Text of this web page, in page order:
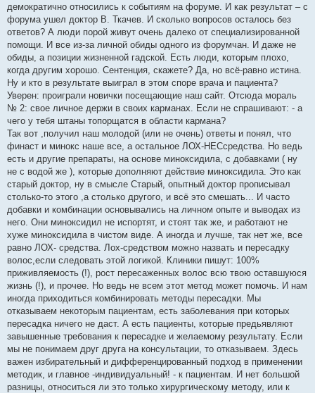
демократично относились к событиям на форуме. И как результат – с
форума ушел доктор В. Ткачев. И сколько вопросов осталось без
ответов? А люди порой живут очень далеко от специализированной
помощи. И все из-за личной обиды одного из форумчан. И даже не
обиды, а позиции жизненной гадской. Есть люди, которым плохо,
когда другим хорошо. Сентенция, скажете? Да, но всё-равно истина.
Ну и кто в результате выиграл в этом споре врача и пациента?
Уверен: проиграли новички посещающие наш сайт. Отсюда мораль
№ 2: свое личное держи в своих карманах. Если не спрашивают: - а
чего у тебя штаны топорщатся в области кармана?
Так вот ,получил наш молодой (или не очень) ответы и понял, что
финаст и минокс наше все, а остальное ЛОХ-НЕСсредства. Но ведь
есть и другие препараты, на основе миноксидила, с добавками ( ну
не с водой же ), которые дополняют действие миноксидила. Это как
старый доктор, ну в смысле Старый, опытный доктор прописывал
столько-то этого ,а столько другого, и всё это смешать... И часто
добавки и комбинации основывались на личном опыте и выводах из
него. Они миноксидил не испортят, и стоят так же, и работают не
хуже миноксидила в чистом виде. А иногда и лучше, так нет же, все
равно ЛОХ- средства. Лох-средством можно назвать и пересадку
волос,если следовать этой логикой. Клиники пишут: 100%
приживляемость (!), рост пересаженных волос всю твою оставшуюся
жизнь (!), и прочее. Но ведь не всем этот метод может помочь. И нам
иногда приходиться комбинировать методы пересадки. Мы
отказываем некоторым пациентам, есть заболевания при которых
пересадка ничего не даст. А есть пациенты, которые предьявляют
завышенные требования к пересадке и желаемому результату. Если
мы не понимаем друг друга на консультации, то отказываем. Здесь
важен избирательный и дифференцированный подход в применении
методик, и главное -индивидуальный! - к пациентам. И нет большой
разницы, относиться ли это только хирургическому методу, или к